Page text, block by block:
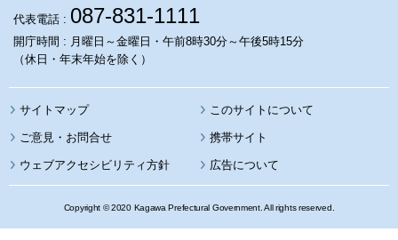
代表電話 : 087-831-1111
開庁時間 : 月曜日～金曜日・午前8時30分～午後5時15分
（休日・年末年始を除く）
サイトマップ このサイトについて
携帯サイト
ウェブアクセシビリティ方針 広告について
Copyright © 2020 Kagawa Prefectural Government. All rights reserved.